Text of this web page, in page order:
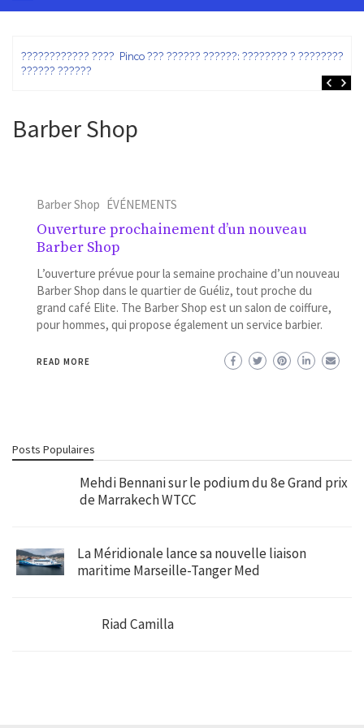
???????????? ???? Pinco ??? ?????? ??????: ???????? ? ???????? ?
?????? ??????
Barber Shop
Barber Shop ÉVÉNEMENTS
Ouverture prochainement d’un nouveau
Barber Shop
L’ouverture prévue pour la semaine prochaine d’un nouveau
Barber Shop dans le quartier de Guéliz, tout proche du
grand café Elite. The Barber Shop est un salon de coiffure,
pour hommes, qui propose également un service barbier.
READ MORE
Posts Populaires
Mehdi Bennani sur le podium du 8e Grand prix
de Marrakech WTCC
La Méridionale lance sa nouvelle liaison
maritime Marseille-Tanger Med
Riad Camilla